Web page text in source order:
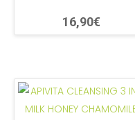
16,90€